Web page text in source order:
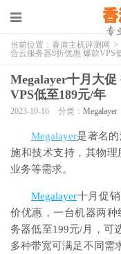
当前位置： 香港主机评测网 >
合云服务器8折优惠 爆款VPS
Megalayer十月大
VPS低至189元/年
2023-10-16 分类： Megalayer
Megalayer是著名
施和技术支持，其物
业务等需求。
Megalayer十月促
价优惠，一台机器两
务器低至199元/月，可
多种带宽可满足不同需